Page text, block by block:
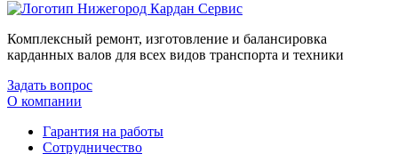
Комплексный ремонт, изготовление и балансировка
карданных валов для всех видов транспорта и техники
Задать вопрос
О компании
Гарантия на работы
Сотрудничество